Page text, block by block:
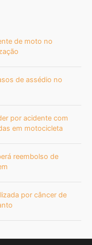
de moto no
de assédio no
por acidente com
em motocicleta
reembolso de
por câncer de